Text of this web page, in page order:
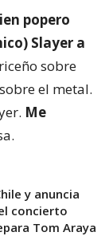
popero
Slayer a
sobre
el metal.
Me
y anuncia
concierto
Tom Araya